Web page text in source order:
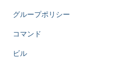
グループポリシー
コマンド
ビル